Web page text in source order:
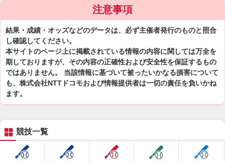
注意事項
結果・成績・オッズなどのデータは、必ず主催者発行のものと照合
し確認してください。
本サイトのページ上に掲載されている情報の内容に関しては万全を
期しておりますが、その内容の正確性および安全性を保証するもの
ではありません。 当該情報に基づいて被ったいかなる損害について
も、株式会社NTTドコモおよび情報提供者は一切の責任を負いかね
ます。
競技一覧